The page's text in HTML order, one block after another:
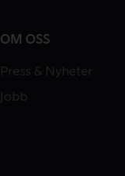
OM OSS
Press & Nyheter
Jobb